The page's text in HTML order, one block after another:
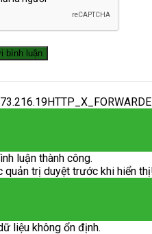
luận thành công.
quản trị duyệt trước khi hiển
liệu không ổn định.